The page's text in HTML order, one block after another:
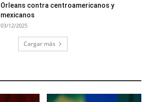
Orleans contra centroamericanos y
mexicanos
03/12/2025
Cargar más